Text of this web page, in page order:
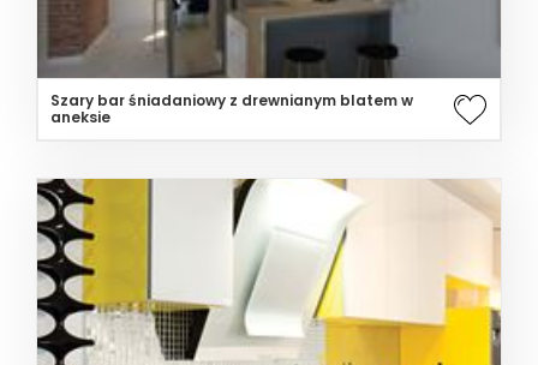
Szary bar śniadaniowy z drewnianym blatem w
aneksie